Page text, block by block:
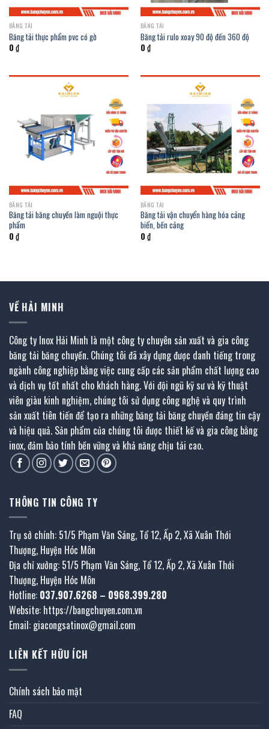
BĂNG TẢI
Băng tải thực phẩm pvc có gờ
0 ₫
BĂNG TẢI
Băng tải rulo xoay 90 độ đến 360 độ
0 ₫
BĂNG TẢI
Băng tải băng chuyền làm nguội thực
phẩm
0 ₫
BĂNG TẢI
Băng tải vận chuyển hàng hóa cảng
biển, bến cảng
0 ₫
VỀ HẢI MINH
Công ty Inox Hải Minh là một công ty chuyên sản xuất và gia công
băng tải băng chuyền. Chúng tôi đã xây dựng được danh tiếng trong
ngành công nghiệp bằng việc cung cấp các sản phẩm chất lượng cao
và dịch vụ tốt nhất cho khách hàng. Với đội ngũ kỹ sư và kỹ thuật
viên giàu kinh nghiệm, chúng tôi sử dụng công nghệ và quy trình
sản xuất tiên tiến để tạo ra những băng tải băng chuyền đáng tin cậy
và hiệu quả. Sản phẩm của chúng tôi được thiết kế và gia công bằng
inox, đảm bảo tính bền vững và khả năng chịu tải cao.
THÔNG TIN CÔNG TY
Trụ sở chính: 51/5 Phạm Văn Sáng, Tổ 12, Ấp 2, Xã Xuân Thới
Thượng, Huyện Hóc Môn
Địa chỉ xưởng: 51/5 Phạm Văn Sáng, Tổ 12, Ấp 2, Xã Xuân Thới
Thượng, Huyện Hóc Môn
Hotline: 037.907.6268 – 0968.399.280
Website: https://bangchuyen.com.vn
Email: giacongsatinox@gmail.com
LIÊN KẾT HỮU ÍCH
Chính sách bảo mật
FAQ